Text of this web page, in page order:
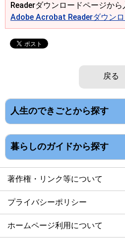
Readerダウンロードページから
Adobe Acrobat Readerダウン
戻る
人生のできごとから探す
暮らしのガイドから探す
著作権・リンク等について
プライバシーポリシー
ホームページ利用について